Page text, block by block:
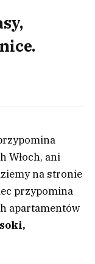
Włoch, ani
na stronie
przypomina
apartamentów